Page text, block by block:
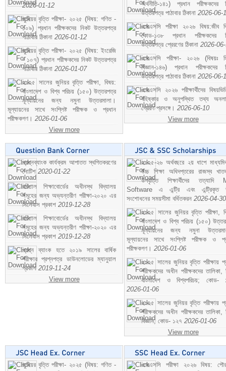
2026-01-12
জুনিয়র বৃত্তি পরীক্ষা- ২০২৫ (বিষয়: গণিত -
১০৯) প্রধান পরীক্ষকদের নিকট উত্তরপত্র
পাঠাবার ঠিকানা 2026-01-12
জুনিয়র বৃত্তি পরীক্ষা- ২০২৫ (বিষয়: ইংরেজি
- ১০৭) প্রধান পরীক্ষকদের নিকট উত্তরপত্র
পাঠাবার ঠিকানা 2026-01-07
২০২৫ সালের জুনিয়র বৃত্তি পরীক্ষা, বিষয়:
বাংলাদেশ ও বিশ্ব পরিচয় (১৫০) উত্তরপত্র
মূল্যায়নের জন্য নমুনা উত্তরমালা।
মূল্যায়নের সাথে সংশ্লিষ্ট পরীক্ষক ও প্রধান
পরীক্ষকগণ। 2026-01-06
View more
অর্থনীতি-১৪১) প্রধান পরীক্ষকদের
উত্তরপত্র পাঠাবার ঠিকানা 2026-06-
এসএসসি পরীক্ষা ২০২৬ বিষয়:জীব
কোড-১৩৮ প্রধান পরীক্ষকদের
উত্তরপত্র প্রেরণের ঠিকানা 2026-
এসএসসি পরীক্ষা- ২০২৬ (বিষয়ঃ
বিজ্ঞান-১৪৬) প্রধান পরীক্ষকদের
উত্তরপত্র পাঠাবার ঠিকানা 2026-06-
এসএসসি ২০২৬ পরীক্ষার্থীদের
বহিষ্কার ও অনুপস্থিত তথ্য
প্রেরণ প্রসঙ্গে। 2026-06-10
View more
প্রশ্নব্যাংক কার্যক্রম আপাতত স্থগিতকরণের
নোটিশ 2020-01-22
বরিশাল শিক্ষাবোর্ডের অধীনস্থ বিদ্যালয়
সমূহের জন্য অভ্যন্তরীণ পরীক্ষা-২০২০ এর
সিলেবাস প্রকাশ 2019-12-28
বরিশাল শিক্ষাবোর্ডের অধীনস্থ বিদ্যালয়
সমূহের জন্য অভ্যন্তরীণ পরীক্ষা-২০২০ এর
সিলেবাস প্রকাশ 2019-12-28
প্রশ্ন ব্যাংক হতে ২০১৯ সালের বার্ষিক
পরীক্ষার প্রশ্নপত্র ডাউনলোডের ম্যানুয়াল
প্রকাশ 2019-11-24
View more
২০২৫-২৬ অর্থবছরে ২য় ধাপে
উচ্চ শিক্ষা অধিদপ্তরের রাজস্ব
উপবৃত্তি শিক্ষার্থীদের তত্যাদি
Software এ এন্ট্রি এবং এন্ট্রিকৃত
সংশোধনের সময়সীমা বর্ধিতকরন 2026-04-30
২০২৫ সালের জুনিয়র বৃত্তি পরীক্ষা,
বাংলাদেশ ও বিশ্ব পরিচয় (১৫০)
মূল্যায়নের জন্য নমুনা
মূল্যায়নের সাথে সংশ্লিষ্ট পরীক্ষক ও
পরীক্ষকগণ। 2026-01-06
২০২৫ সালের জুনিয়র বৃত্তি পরীক্ষায়
পরীক্ষকদের অধীন পরীক্ষকদের তালিকা,
বাংলাদেশ ও বিশ্বপরিচয়; কোড-
2026-01-06
২০২৫ সালের জুনিয়র বৃত্তি পরীক্ষায়
পরীক্ষকদের অধীন পরীক্ষকদের তালিকা,
বিজ্ঞান; কোড- ১২৭ 2026-01-06
View more
জুনিয়র বৃত্তি পরীক্ষা- ২০২৫ (বিষয়: গণিত -
এসএসসি পরীক্ষা ২০২৬ বিষয়: